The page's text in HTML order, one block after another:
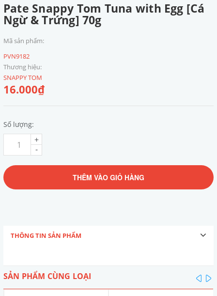
Pate Snappy Tom Tuna with Egg [Cá
Ngừ & Trứng] 70g
Mã sản phẩm:
PVN9182
Thương hiệu:
SNAPPY TOM
16.000₫
Số lượng:
-
+
THÊM VÀO GIỎ HÀNG
THÔNG TIN SẢN PHẨM
SẢN PHẨM CÙNG LOẠI